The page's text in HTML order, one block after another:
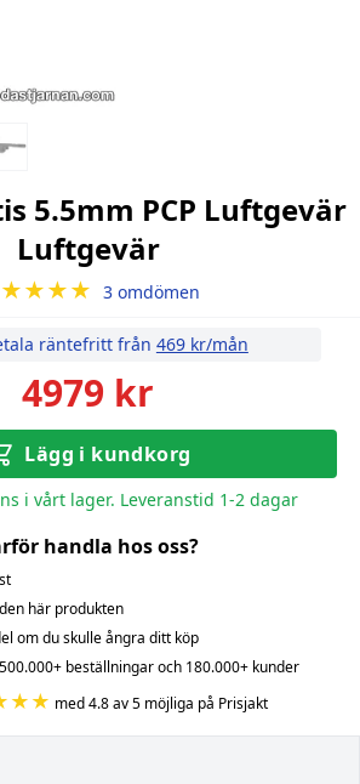
5.5mm PCP Luftgevär
Luftgevär
3 omdömen
räntefritt från 469 kr/mån
4979 kr
Lägg i kundkorg
i vårt lager. Leveranstid 1-2 dagar
handla hos oss?
här produkten
om du skulle ångra ditt köp
beställningar och 180.000+ kunder
med 4.8 av 5 möjliga på Prisjakt